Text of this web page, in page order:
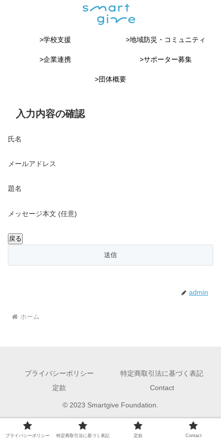
>学校支援 >地域防災・コミュニティ
>企業連携 >サポーター募集
>団体概要
入力内容の確認
氏名
メールアドレス
題名
メッセージ本文 (任意)
admin
ホーム
プライバシーポリシー
特定商取引法に基づく表記
定款
Contact
© 2023 Smartgive Foundation.
プライバシーポリシー 特定商取引法に基づく表記 定款 Contact